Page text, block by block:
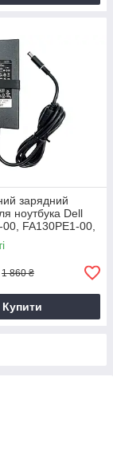
зарядний
ноутбука Dell
00, FA130PE1-00,
1 860 ₴
Купити